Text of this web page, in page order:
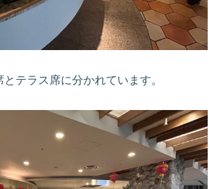
テラス席に分かれています。